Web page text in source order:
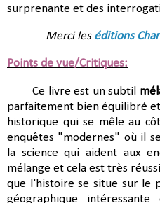
surprenante et des
Merci les éditions
Points de vue/Critiques:
Ce livre est un subtil
parfaitement bien équilibré
historique qui se mêle au
enquêtes "modernes" où il
la science qui aident aux
mélange et cela est très
que l'histoire se situe sur le
géographique